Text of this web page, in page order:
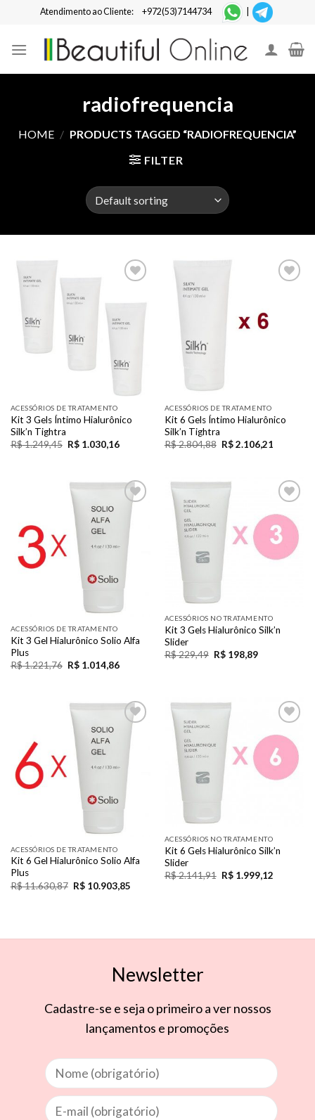
content
Atendimento ao Cliente: +972(53)7144734
radiofrequencia
HOME / PRODUCTS TAGGED “RADIOFREQUENCIA”
FILTER
Wishlist
ACESSÓRIOS DE TRATAMENTO
Kit 3 Gels Íntimo Hialurônico
Silk’n Tightra
R$1.249,45 R$1.030,16
ACESSÓRIOS DE TRATAMENTO
Kit 6 Gels Íntimo Hialurônico
Silk’n Tightra
R$2.804,88 R$2.106,21
Add to
Wishlist
ACESSÓRIOS DE TRATAMENTO
Kit 3 Gel Hialurônico Solio Alfa
Plus
R$1.221,76 R$1.014,86
Wishlist
ACESSÓRIOS NO TRATAMENTO
Kit 3 Gels Hialurônico Silk’n
Slider
R$229,49 R$198,89
Add to
Wishlist
ACESSÓRIOS DE TRATAMENTO
Kit 6 Gel Hialurônico Solio Alfa
Plus
R$11.630,87 R$10.903,85
Wishlist
ACESSÓRIOS NO TRATAMENTO
Kit 6 Gels Hialurônico Silk’n
Slider
R$2.141,91 R$1.999,12
Newsletter
Cadastre-se e seja o primeiro a ver nossos
lançamentos e promoções